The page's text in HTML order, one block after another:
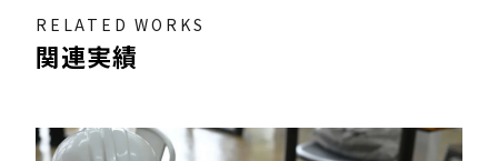
RELATED WORKS
関連実績